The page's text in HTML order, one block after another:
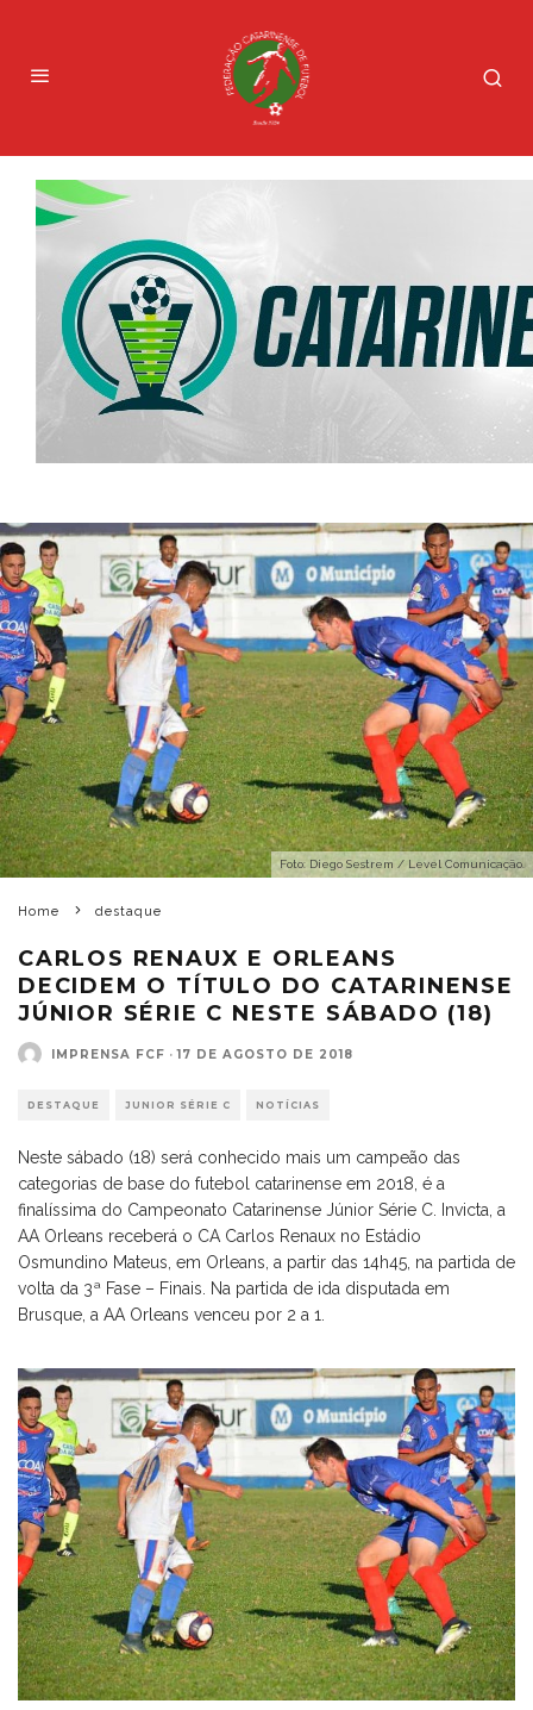
Foto: Diego Sestrem / Level Comunicação.
Home destaque
CARLOS RENAUX E ORLEANS
DECIDEM O TÍTULO DO CATARINENSE
JÚNIOR SÉRIE C NESTE SÁBADO (18)
IMPRENSA FCF · 17 DE AGOSTO DE 2018
DESTAQUE JUNIOR SÉRIE C NOTÍCIAS
Neste sábado (18) será conhecido mais um campeão das
categorias de base do futebol catarinense em 2018, é a
finalíssima do Campeonato Catarinense Júnior Série C. Invicta, a
AA Orleans receberá o CA Carlos Renaux no Estádio
Osmundino Mateus, em Orleans, a partir das 14h45, na partida de
volta da 3ª Fase – Finais. Na partida de ida disputada em
Brusque, a AA Orleans venceu por 2 a 1.